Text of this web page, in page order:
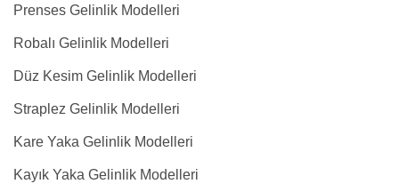
Prenses Gelinlik Modelleri
Robalı Gelinlik Modelleri
Düz Kesim Gelinlik Modelleri
Straplez Gelinlik Modelleri
Kare Yaka Gelinlik Modelleri
Kayık Yaka Gelinlik Modelleri